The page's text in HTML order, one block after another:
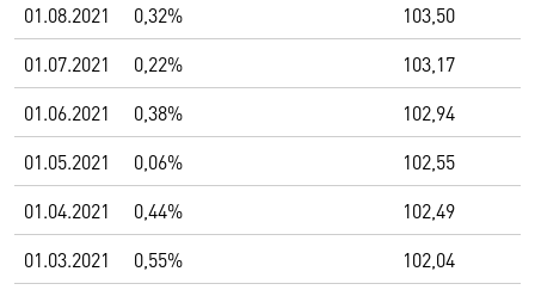
01.08.2021
0,32%
103,50
01.07.2021
0,22%
103,17
01.06.2021
0,38%
102,94
01.05.2021
0,06%
102,55
01.04.2021
0,44%
102,49
01.03.2021
0,55% 102,04